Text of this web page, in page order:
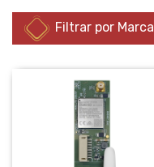
Filtrar por Marca